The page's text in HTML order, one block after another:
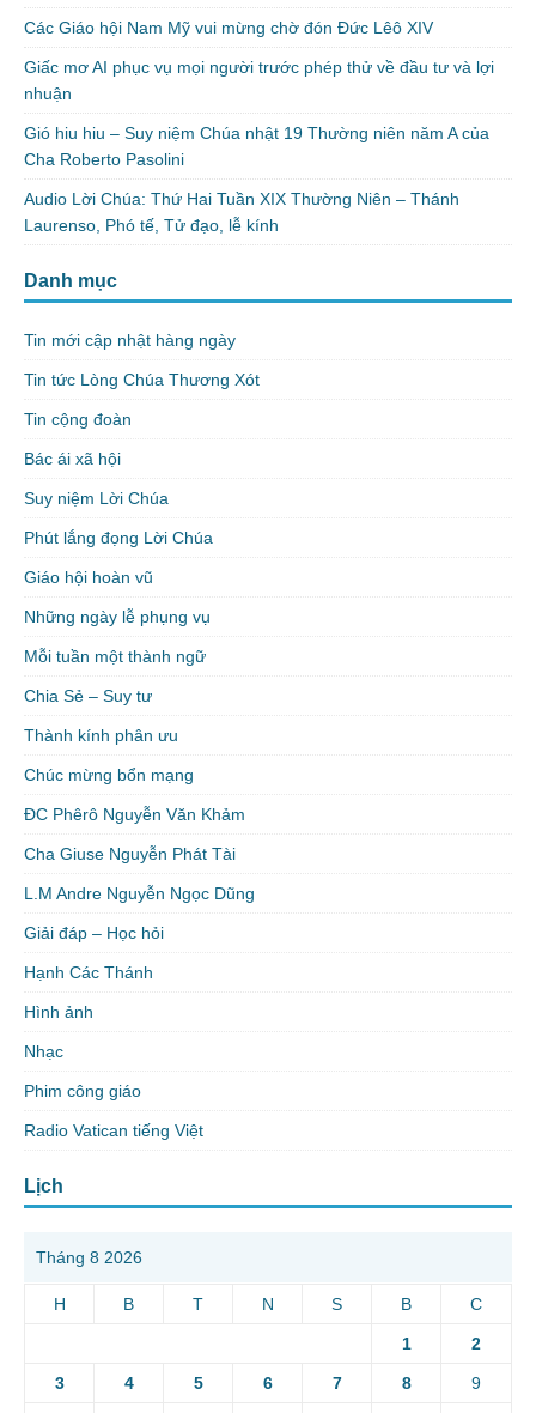
Các Giáo hội Nam Mỹ vui mừng chờ đón Đức Lêô XIV
Giấc mơ AI phục vụ mọi người trước phép thử về đầu tư và lợi
nhuận
Gió hiu hiu – Suy niệm Chúa nhật 19 Thường niên năm A của
Cha Roberto Pasolini
Audio Lời Chúa: Thứ Hai Tuần XIX Thường Niên – Thánh
Laurenso, Phó tế, Tử đạo, lễ kính
Danh mục
Tin mới cập nhật hàng ngày
Tin tức Lòng Chúa Thương Xót
Tin cộng đoàn
Bác ái xã hội
Suy niệm Lời Chúa
Phút lắng đọng Lời Chúa
Giáo hội hoàn vũ
Những ngày lễ phụng vụ
Mỗi tuần một thành ngữ
Chia Sẻ – Suy tư
Thành kính phân ưu
Chúc mừng bổn mạng
ĐC Phêrô Nguyễn Văn Khảm
Cha Giuse Nguyễn Phát Tài
L.M Andre Nguyễn Ngọc Dũng
Giải đáp – Học hỏi
Hạnh Các Thánh
Hình ảnh
Nhạc
Phim công giáo
Radio Vatican tiếng Việt
Lịch
Tháng 8 2026
H B T N S B C
1 2
3 4 5 6 7 8 9